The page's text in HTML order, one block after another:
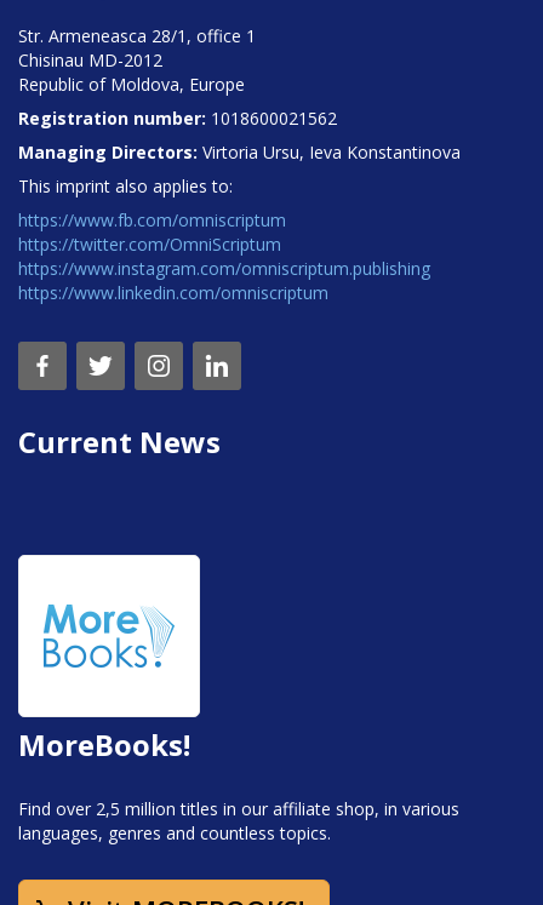
Str. Armeneasca 28/1, office 1
Chisinau MD-2012
Republic of Moldova, Europe
Registration number: 1018600021562
Managing Directors: Virtoria Ursu, Ieva Konstantinova
This imprint also applies to:
https://www.fb.com/omniscriptum
https://twitter.com/OmniScriptum
https://www.instagram.com/omniscriptum.publishing
https://www.linkedin.com/omniscriptum
Current News
MoreBooks!
Find over 2,5 million titles in our affiliate shop, in various
languages, genres and countless topics.